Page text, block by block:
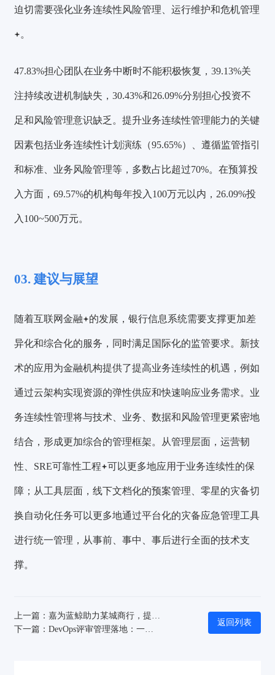
迫切需要强化业务连续性风险管理、运行维护和危机管理
。
47.83%担心团队在业务中断时不能积极恢复，39.13%关
注持续改进机制缺失，30.43%和26.09%分别担心投资不
足和风险管理意识缺乏。提升业务连续性管理能力的关键
因素包括业务连续性计划演练（95.65%）、遵循监管指引
和标准、业务风险管理等，多数占比超过70%。在预算投
入方面，69.57%的机构每年投入100万元以内，26.09%投
入100~500万元。
03. 建议与展望
随着互联网金融 的发展，银行信息系统需要支撑更加差
异化和综合化的服务，同时满足国际化的监管要求。新技
术的应用为金融机构提供了提高业务连续性的机遇，例如
通过云架构实现资源的弹性供应和快速响应业务需求。业
务连续性管理将与技术、业务、数据和风险管理更紧密地
结合，形成更加综合的管理框架。从管理层面，运营韧
性、SRE可靠性工程 可以更多地应用于业务连续性的保
障；从工具层面，线下文档化的预案管理、零星的灾备切
换自动化任务可以更多地通过平台化的灾备应急管理工具
进行统一管理，从事前、事中、事后进行全面的技术支
撑。
上一篇：嘉为蓝鲸助力某城商行，提升日志管理效率，保障数据安全与合规
下一篇：DevOps评审管理落地：一站式解决研发资源对象评审难题
返回列表